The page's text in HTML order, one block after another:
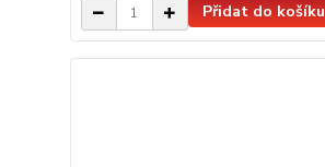
Přidat do košíku